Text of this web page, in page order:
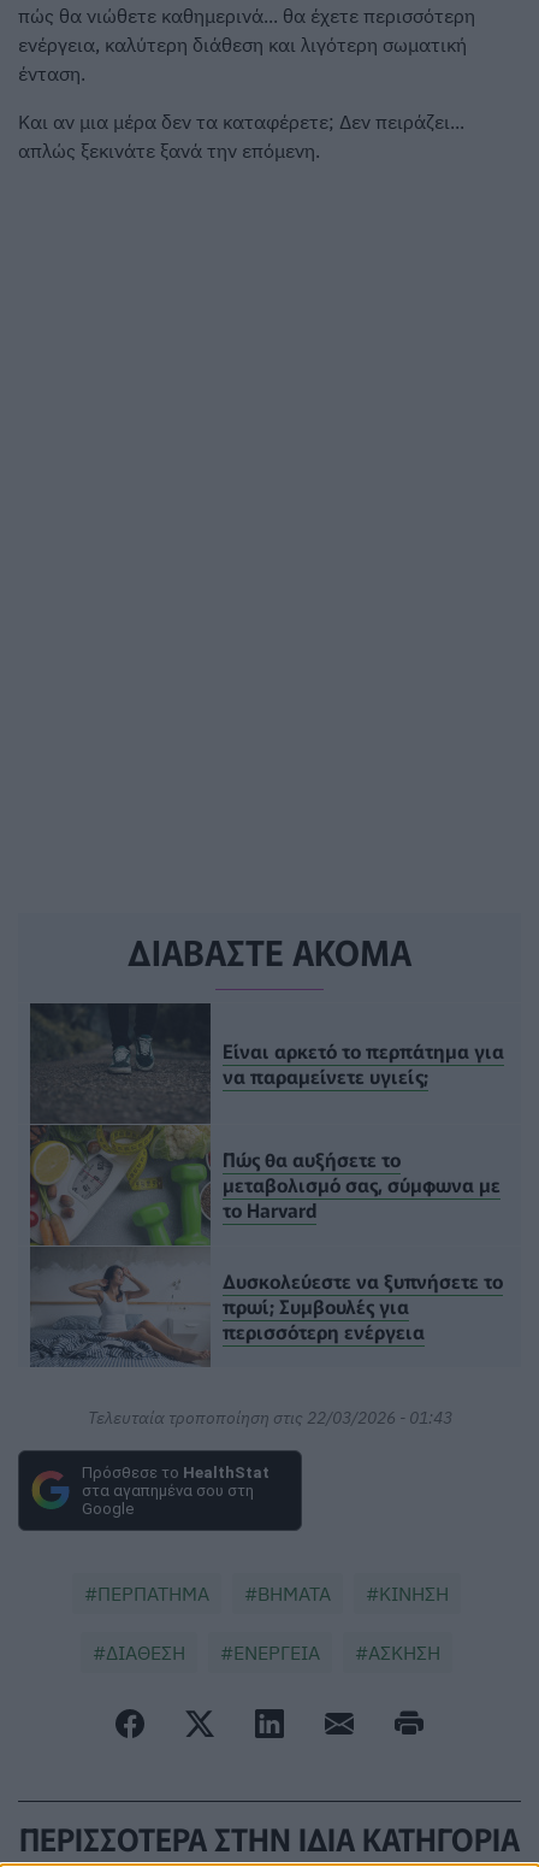
πώς θα νιώθετε καθημερινά... θα έχετε περισσότερη
ενέργεια, καλύτερη διάθεση και λιγότερη σωματική
ένταση.
Και αν μια μέρα δεν τα καταφέρετε; Δεν πειράζει...
απλώς ξεκινάτε ξανά την επόμενη.
ΔΙΑΒΑΣΤΕ ΑΚΟΜΑ
Είναι αρκετό το περπάτημα για
να παραμείνετε υγιείς;
Πώς θα αυξήσετε το
μεταβολισμό σας, σύμφωνα με
το Harvard
Δυσκολεύεστε να ξυπνήσετε το
πρωί; Συμβουλές για
περισσότερη ενέργεια
Τελευταία τροποποίηση στις 22/03/2026 - 01:43
Πρόσθεσε το HealthStat
στα αγαπημένα σου στη
Google
ΠΕΡΠΑΤΗΜΑ ΒΗΜΑΤΑ ΚΙΝΗΣΗ
ΔΙΑΘΕΣΗ ΕΝΕΡΓΕΙΑ ΑΣΚΗΣΗ
ΠΕΡΙΣΣΟΤΕΡΑ ΣΤΗΝ ΙΔΙΑ ΚΑΤΗΓΟΡΙΑ